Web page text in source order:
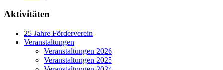
Aktivitäten
25 Jahre Förderverein
Veranstaltungen
Veranstaltungen 2026
Veranstaltungen 2025